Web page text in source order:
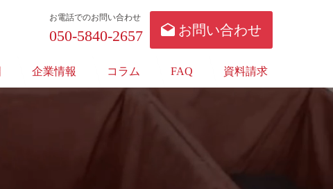
お電話でのお問い合わせ
050-5840-2657 お問い合わせ
企業情報 コラム FAQ 資料請求